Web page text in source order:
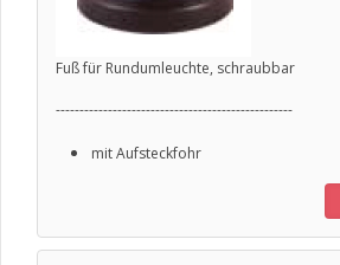
Fuß für Rundumleuchte, schraubbar
--------------------------------------------------
mit Aufsteckfohr